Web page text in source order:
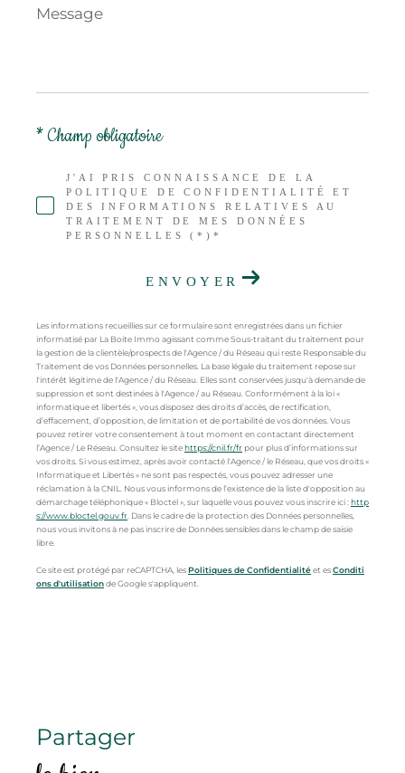
Message
*
J'AI PRIS CONNAISSANCE DE LA
POLITIQUE DE CONFIDENTIALITÉ ET
DES INFORMATIONS RELATIVES AU
TRAITEMENT DE MES DONNÉES
PERSONNELLES (*)*
* Champ obligatoire
ENVOYER
Les informations recueillies sur ce formulaire sont enregistrées dans un fichier
informatisé par La Boite Immo agissant comme Sous-traitant du traitement pour
la gestion de la clientèle/prospects de l'Agence / du Réseau qui reste Responsable du
Traitement de vos Données personnelles. La base légale du traitement repose sur
l'intérêt légitime de l'Agence / du Réseau. Elles sont conservées jusqu'à demande de
suppression et sont destinées à l'Agence / au Réseau. Conformément à la loi «
informatique et libertés », vous disposez des droits d’accès, de rectification,
d’effacement, d’opposition, de limitation et de portabilité de vos données. Vous
pouvez retirer votre consentement à tout moment en contactant directement
l’Agence / Le Réseau. Consultez le sitehttps://cnil.fr/fr pour plus d’informations sur
vos droits. Si vous estimez, après avoir contacté l'Agence / le Réseau, que vos droits «
Informatique et Libertés » ne sont pas respectés, vous pouvez adresser une
réclamation à la CNIL. Nous vous informons de l’existence de la liste d'opposition au
démarchage téléphonique « Bloctel », sur laquelle vous pouvez vous inscrire ici :http
s://www.bloctel.gouv.fr . Dans le cadre de la protection des Données personnelles,
nous vous invitons à ne pas inscrire de Données sensibles dans le champ de saisie
libre.
Ce site est protégé par reCAPTCHA, lesPolitiques de Confidentialitéet esConditi
ons d'utilisationde Google s'appliquent.
partager